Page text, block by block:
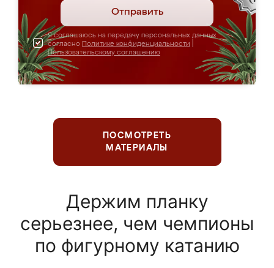
Отправить
Я соглашаюсь на передачу персональных данных
согласно Политике конфиденциальности
Пользовательскому соглашению
ПОСМОТРЕТЬ
МАТЕРИАЛЫ
Держим планку
серьезнее, чем чемпионы
по фигурному катанию